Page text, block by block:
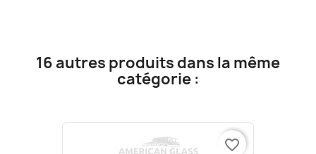
16 autres produits dans la même
catégorie :
favorite_border